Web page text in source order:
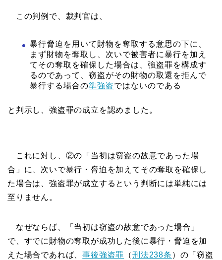
この判例で、裁判官は、
暴行脅迫を用いて財物を奪取する意思の下に、
まず財物を奪取し、次いで被害者に暴行を加え
てその奪取を確保した場合は、強盗罪を構成す
るのであって、窃盗がその財物の取還を拒んで
暴行する場合の準強盗ではないのである
と判示し、強盗罪の成立を認めました。
これに対し、②の「当初は窃盗の故意であった場
合」に、次いで暴行・脅迫を加えてその奪取を確保し
た場合は、強盗罪が成立するという判断には単純には
至りません。
なぜならば、「当初は窃盗の故意であった場合」
で、すでに財物の奪取が成功した後に暴行・脅迫を加
えた場合であれば、事後強盗罪 （刑法238条 ）の「窃盗